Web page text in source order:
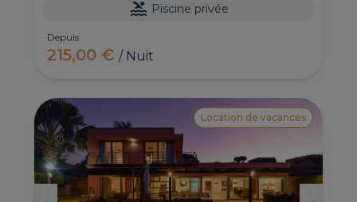
Piscine privée
Depuis
215,00 €/ Nuit
Location de vacances